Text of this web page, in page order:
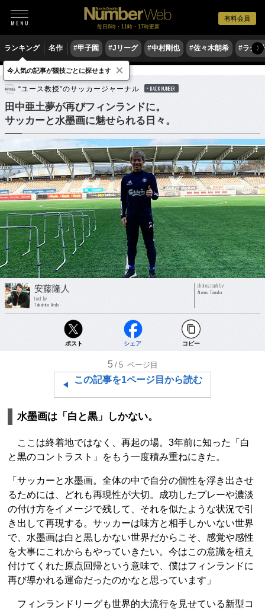
有料会員
毎日6時・11時・17時更新
ランキング 名作 #甲子園 #Jリーグ #中村剛也 #佐々木朗希 #ラグ〉
サッカー 海外サッカー
“ユース教授”のサッカージャーナル BACK NUMBER
田中亜土夢が再びフィンランドに。
サッカーと水墨画に魅せられる日々。
安藤隆人
text by
Takahito Ando
photograph by
Atomu Tanaka
ポスト シェア コピー
5 /5 ページ目
この記事を1ページ目から読む
水墨画は「白と黒」しかない。
ここは終着地ではなく、再起の場。3年前に知った「白
と黒のコントラスト」をもう一度積み重ねにきた。
「サッカーと水墨画。全体の中で自分の個性を浮き出させ
るためには、どれも再現性が大切。成功したプレーや濃淡
の付け方をイメージで残して、それを似たような状況で引
き出して再現する。サッカーは味方と相手しかいない世界
で、水墨画は白と黒しかない世界だからこそ、感覚や感性
を大事にこれからもやっていきたい。今はこの意識を植え
付けてくれた原点回帰という意味で、僕はフィンランドに
再び導かれる運命だったのかなと思っています」
フィンランドリーグも世界的大流行を見せている新型コ
今人気の記事が競技ごとに探せます ×